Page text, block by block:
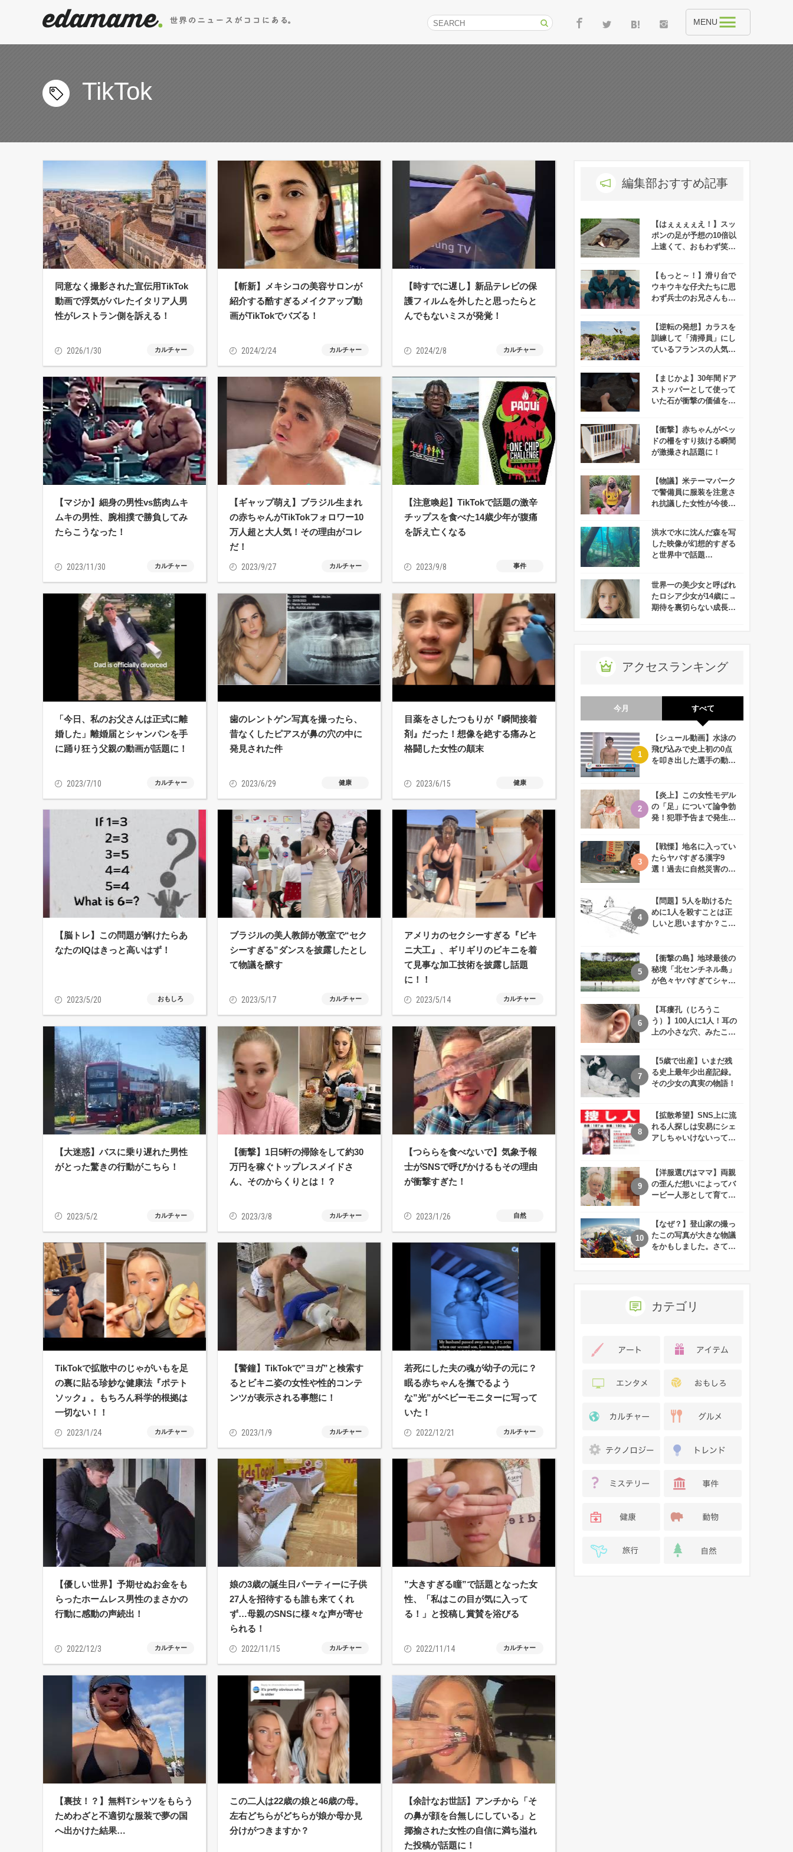
MENU
TikTok
同意なく撮影された宣伝用TikTok
動画で浮気がバレたイタリア人男
性がレストラン側を訴える！
2026/1/30 カルチャー
【斬新】メキシコの美容サロンが
紹介する酷すぎるメイクアップ動
画がTikTokでバズる！
2024/2/24 カルチャー
【時すでに遅し】新品テレビの保
護フィルムを外したと思ったらと
んでもないミスが発覚！
2024/2/8 カルチャー
【マジか】細身の男性vs筋肉ムキ
ムキの男性、腕相撲で勝負してみ
たらこうなった！
2023/11/30 カルチャー
【ギャップ萌え】ブラジル生まれ
の赤ちゃんがTikTokフォロワー10
万人超と大人気！その理由がコレ
だ！
2023/9/27 カルチャー
【注意喚起】TikTokで話題の激辛
チップスを食べた14歳少年が腹痛
を訴え亡くなる
2023/9/8 事件
「今日、私のお父さんは正式に離
婚した」離婚届とシャンパンを手
に踊り狂う父親の動画が話題に！
2023/7/10 カルチャー
歯のレントゲン写真を撮ったら、
昔なくしたピアスが鼻の穴の中に
発見された件
2023/6/29 健康
目薬をさしたつもりが『瞬間接着
剤』だった！想像を絶する痛みと
格闘した女性の顛末
2023/6/15 健康
【脳トレ】この問題が解けたらあ
なたのIQはきっと高いはず！
2023/5/20 おもしろ
ブラジルの美人教師が教室で“セク
シーすぎる”ダンスを披露したとし
て物議を醸す
2023/5/17 カルチャー
アメリカのセクシーすぎる『ビキ
ニ大工』、ギリギリのビキニを着
て見事な加工技術を披露し話題
に！！
2023/5/14 カルチャー
【大迷惑】バスに乗り遅れた男性
がとった驚きの行動がこちら！
2023/5/2 カルチャー
【衝撃】1日5軒の掃除をして約30
万円を稼ぐトップレスメイドさ
ん、そのからくりとは！？
2023/3/8 カルチャー
【つららを食べないで】気象予報
士がSNSで呼びかけるもその理由
が衝撃すぎた！
2023/1/26 自然
TikTokで拡散中のじゃがいもを足
の裏に貼る珍妙な健康法『ポテト
ソック』。もちろん科学的根拠は
一切ない！！
2023/1/24 カルチャー
【警鐘】TikTokで”ヨガ”と検索す
るとビキニ姿の女性や性的コンテ
ンツが表示される事態に！
2023/1/9 カルチャー
若死にした夫の魂が幼子の元に？
眠る赤ちゃんを撫でるよう
な”光”がベビーモニターに写って
いた！
2022/12/21 カルチャー
【優しい世界】予期せぬお金をも
らったホームレス男性のまさかの
行動に感動の声続出！
2022/12/3 カルチャー
娘の3歳の誕生日パーティーに子供
27人を招待するも誰も来てくれ
ず…母親のSNSに様々な声が寄せ
られる！
2022/11/15 カルチャー
”大きすぎる瞳”で話題となった女
性、「私はこの目が気に入って
る！」と投稿し賞賛を浴びる
2022/11/14 カルチャー
【裏技！？】無料Tシャツをもらう
ためわざと不適切な服装で夢の国
へ出かけた結果…
この二人は22歳の娘と46歳の母。
左右どちらがどちらが娘か母か見
分けがつきますか？
【余計なお世話】アンチから「そ
の鼻が顔を台無しにしている」と
揶揄された女性の自信に満ち溢れ
た投稿が話題に！
編集部おすすめ記事
【はぇぇぇぇえ！】スッ
ポンの足が予想の10倍以
上速くて、おもわず笑っ
【もっと～！】滑り台で
ウキウキな仔犬たちに思
わず兵士のお兄さんもデ
【逆転の発想】カラスを
訓練して「清掃員」にし
ているフランスの人気テ
【まじかよ】30年間ドア
ストッパーとして使って
いた石が衝撃の価値を持
【衝撃】赤ちゃんがベッ
ドの柵をすり抜ける瞬間
が激撮され話題に！
【物議】米テーマパーク
で警備員に服装を注意さ
れ抗議した女性が今後5
洪水で水に沈んだ森を写
した映像が幻想的すぎる
と世界中で話題
世界一の美少女と呼ばれ
たロシア少女が14歳に→
期待を裏切らない成長ぶ
アクセスランキング
今月 すべて
【シュール動画】水泳の
飛び込みで史上初の0点
を叩き出した選手の動画
【炎上】この女性モデル
の「足」について論争勃
発！犯罪予告まで発生す
【戦慄】地名に入ってい
たらヤバすぎる漢字9
選！過去に自然災害の歴
【問題】5人を助けるた
めに1人を殺すことは正
しいと思いますか？この
【衝撃の島】地球最後の
秘境「北センチネル島」
が色々ヤバすぎてシャレ
【耳瘻孔（じろうこ
う）】100人に1人！耳の
上の小さな穴、みたこと
【5歳で出産】いまだ残
る史上最年少出産記録。
その少女の真実の物語！
【拡散希望】SNS上に流
れる人探しは安易にシェ
アしちゃいけないって知
【洋服選びはママ】両親
の歪んだ想いによってバ
ービー人形として育てら
【なぜ？】登山家の撮っ
たこの写真が大きな物議
をかもしました。さて、
カテゴリ